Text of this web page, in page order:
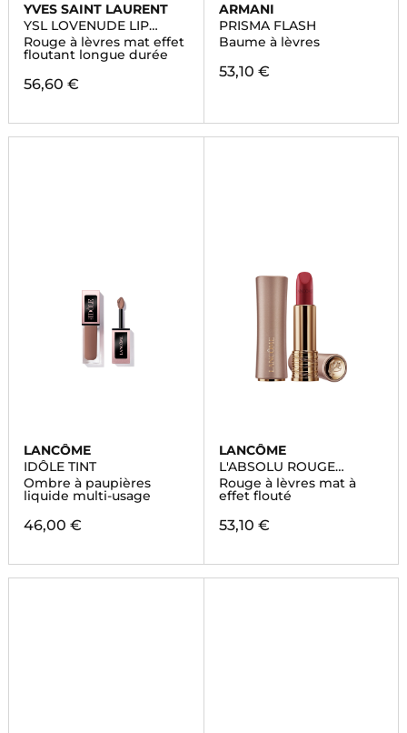
YVES SAINT LAURENT
YSL LOVENUDE LIP
BLUSHER
Rouge à lèvres mat effet
floutant longue durée
56,60 €
ARMANI
PRISMA FLASH
Baume à lèvres
53,10 €
LANCÔME
IDÔLE TINT
Ombre à paupières
liquide multi-usage
46,00 €
LANCÔME
L'ABSOLU ROUGE
INTIMATTE
Rouge à lèvres mat à
effet flouté
53,10 €